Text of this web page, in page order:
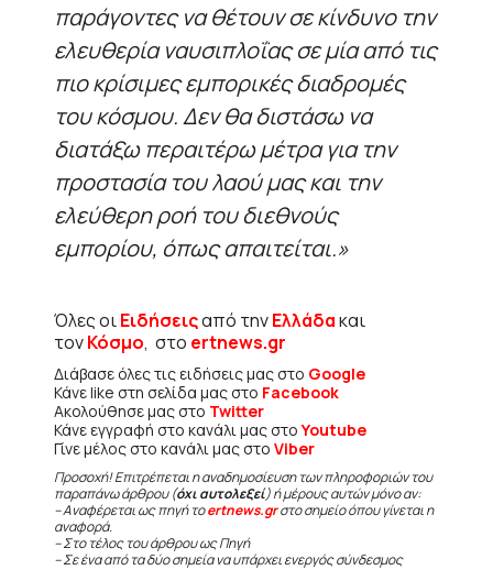
παράγοντες να θέτουν σε κίνδυνο την
ελευθερία ναυσιπλοΐας σε μία από τις
πιο κρίσιμες εμπορικές διαδρομές
του κόσμου. Δεν θα διστάσω να
διατάξω περαιτέρω μέτρα για την
προστασία του λαού μας και την
ελεύθερη ροή του διεθνούς
εμπορίου, όπως απαιτείται.»
Όλες οιΕιδήσειςαπό τηνΕλλάδακαι
τονΚόσμο, στο ertnews.gr
Διάβασε όλες τις ειδήσεις μας στο Google
Κάνε like στη σελίδα μας στο Facebook
Ακολούθησε μας στο Twitter
Κάνε εγγραφή στο κανάλι μας στοYoutube
Γίνε μέλος στο κανάλι μας στο Viber
Προσοχή! Επιτρέπεται η αναδημοσίευση των πληροφοριών του
παραπάνω άρθρου (όχι αυτολεξεί) ή μέρους αυτών μόνο αν:
– Αναφέρεται ως πηγή τοertnews.grστο σημείο όπου γίνεται η
αναφορά.
– Στο τέλος του άρθρου ως Πηγή
– Σε ένα από τα δύο σημεία να υπάρχει ενεργός σύνδεσμος